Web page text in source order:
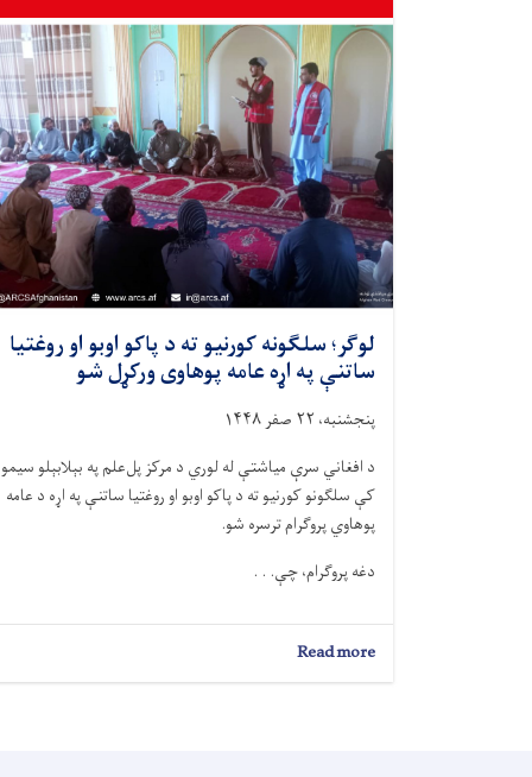
لوګر؛ سلګونه کورنیو ته د پاکو اوبو او روغتیا
ساتنې په اړه عامه پوهاوی ورکړل شو
پنجشنبه، ۲۲ صفر ۱۴۴۸
د افغاني سرې میاشتې له لوري د مرکز پل‌علم په بېلابېلو سیمو
کې سلګونو کورنیو ته د پاکو اوبو او روغتیا ساتنې په اړه د عامه
پوهاوي پروګرام ترسره شو.
دغه پروګرام، چې. . .
Read more
لوګر؛